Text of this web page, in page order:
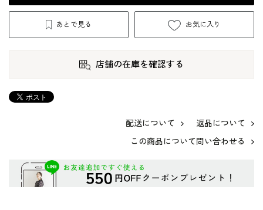
あとで見る お気に入り
店舗の在庫を確認する
配送について
返品について
この商品について問い合わせる